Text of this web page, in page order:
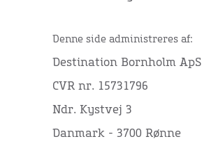
Denne side administreres af:
Destination Bornholm ApS
CVR nr. 15731796
Ndr. Kystvej 3
Danmark - 3700 Rønne